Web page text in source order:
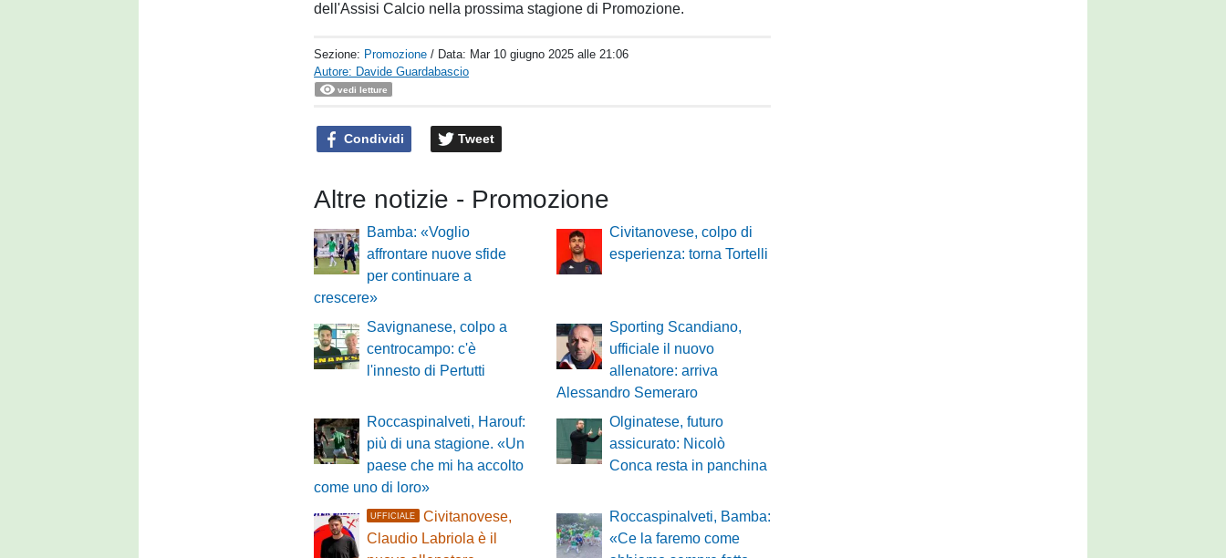
dell'Assisi Calcio nella prossima stagione di Promozione.
Sezione: Promozione / Data: Mar 10 giugno 2025 alle 21:06
Autore: Davide Guardabascio
vedi letture
Condividi Tweet
Altre notizie - Promozione
Bamba: «Voglio
affrontare nuove sfide
per continuare a
crescere»
Civitanovese, colpo di
esperienza: torna Tortelli
Savignanese, colpo a
centrocampo: c'è
l'innesto di Pertutti
Sporting Scandiano,
ufficiale il nuovo
allenatore: arriva
Alessandro Semeraro
Roccaspinalveti, Harouf:
più di una stagione. «Un
paese che mi ha accolto
come uno di loro»
Olginatese, futuro
assicurato: Nicolò
Conca resta in panchina
UFFICIALE
Civitanovese,
Claudio Labriola è il
Roccaspinalveti, Bamba:
«Ce la faremo come